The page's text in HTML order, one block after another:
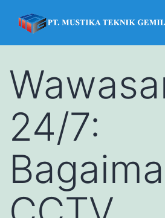
24/7: